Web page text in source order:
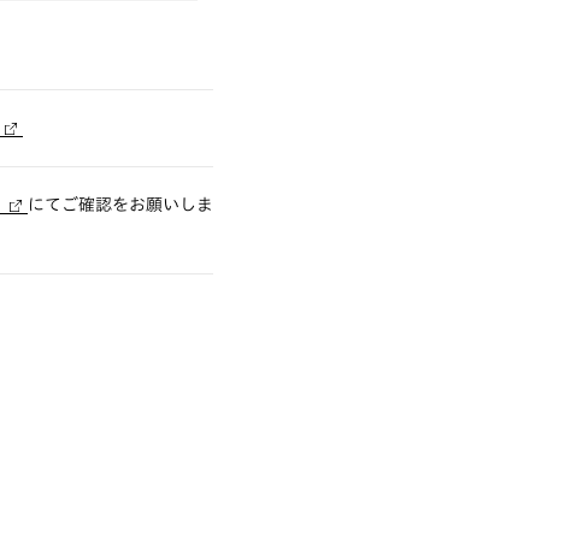
にてご確認をお願いしま